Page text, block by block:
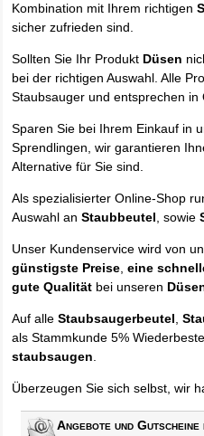
Kombination mit Ihrem richtigen
sicher zufrieden sind.
Sollten Sie Ihr Produkt Düsen
bei der richtigen Auswahl. Alle
Staubsauger und entsprechen
Sparen Sie bei Ihrem Einkauf in
Sprendlingen, wir garantieren
Alternative für Sie sind.
Als spezialisierter Online-Shop
Auswahl anStaubbeutel, sowie
Unser Kundenservice wird von
günstigste Preise,eine
gute Qualität bei unseren
Auf alleStaubsaugerbeutel,
als Stammkunde 5%
staubsaugen.
Überzeugen Sie sich selbst, wir
Angebote und Gutscheine